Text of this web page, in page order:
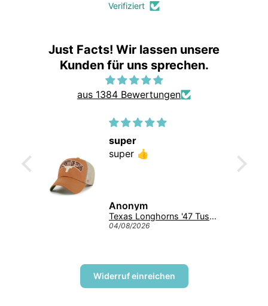
Verifiziert
Just Facts! Wir lassen unsere
Kunden für uns sprechen.
aus 1384 Bewertungen
super
super 👍
Anonym
Texas Longhorns '47 Tuscaloosa Trawler Clean Up NCAA College Cap Burnt Orange
04/08/2026
Widerruf einreichen